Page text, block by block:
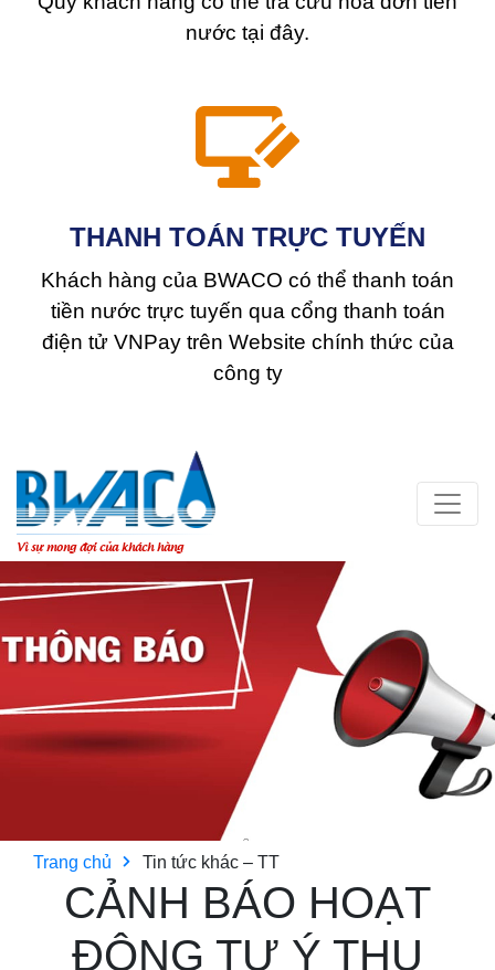
nước tại đây.
THANH TOÁN TRỰC TUYẾN
Khách hàng của BWACO có thể thanh toán
tiền nước trực tuyến qua cổng thanh toán
điện tử VNPay trên Website chính thức của
công ty
Vì sự mong đợi của khách hàng
Trang chủ Tin tức khác – TT
CẢNH BÁO HOẠT
ĐỘNG TỰ Ý THU